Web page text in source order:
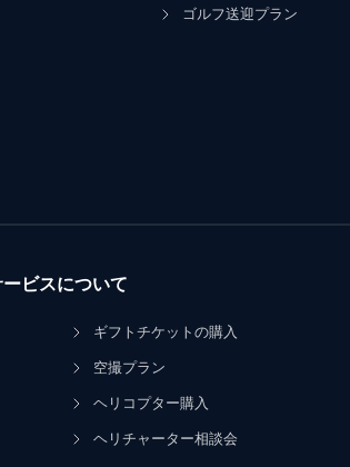
ゴルフ送迎プラン
ビスについて
ギフトチケットの購入
空撮プラン
ヘリコプター購入
ヘリチャーター相談会